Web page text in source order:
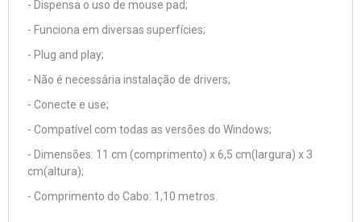
- Dispensa o uso de mouse pad;
- Funciona em diversas superfícies;
- Plug and play;
- Não é necessária instalação de drivers;
- Conecte e use;
- Compatível com todas as versões do Windows;
- Dimensões: 11 cm (comprimento) x 6,5 cm(largura) x 3
cm(altura);
- Comprimento do Cabo: 1,10 metros.